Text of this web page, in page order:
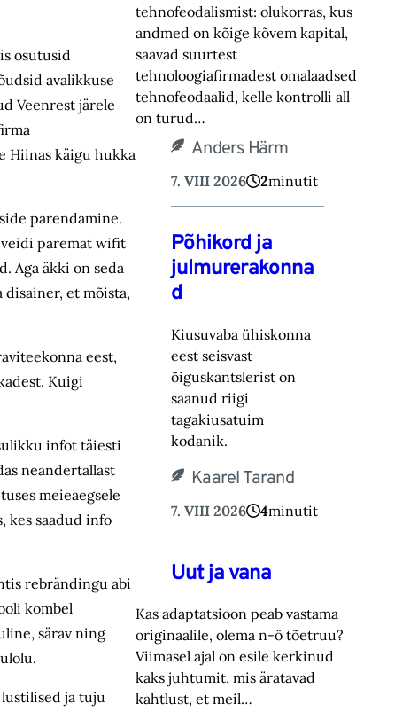
osutusid
avalikkuse
Veenrest järele
Hiinas käigu hukka
parendamine.
veidi paremat wifit
Aga äkki on seda
et mõista,
eest,
Kuigi
infot täiesti
neandertallast
meieaegsele
kes saadud info
rebrändingu abi
kombel
särav ning
ja tuju
tehnofeodalismist: olukorras, kus
andmed on kõige kõvem kapital,
saavad suurtest
tehnoloogiafirmadest omalaadsed
tehnofeodaalid, kelle kontrolli all
on turud…
Anders Härm
7. VIII 2026 2minutit
Põhikord ja
julmurerakonna
d
Kiusuvaba ühiskonna
eest seisvast
õiguskantslerist on
saanud riigi
tagakiusatuim
kodanik.
Kaarel Tarand
7. VIII 2026 4minutit
Uut ja vana
Kas adaptatsioon peab vastama
originaalile, olema n-ö tõetruu?
Viimasel ajal on esile kerkinud
kaks juhtumit, mis äratavad
kahtlust, et meil…